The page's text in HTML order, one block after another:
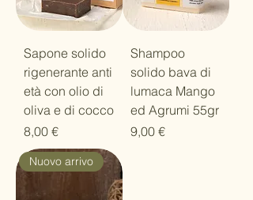
Sapone solido
rigenerante anti
età con olio di
oliva e di cocco
Prezzo
8,00 €
Shampoo
solido bava di
lumaca Mango
ed Agrumi 55gr
Prezzo
9,00 €
Nuovo arrivo